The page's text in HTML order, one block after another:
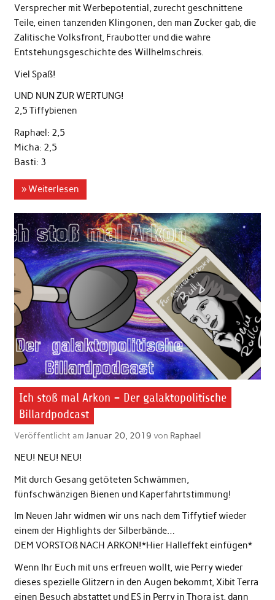
Versprecher mit Werbepotential, zurecht geschnittene
Teile, einen tanzenden Klingonen, den man Zucker gab, die
Zalitische Volksfront, Fraubotter und die wahre
Entstehungsgeschichte des Willhelmschreis.
Viel Spaß!
UND NUN ZUR WERTUNG!
2,5 Tiffybienen
Raphael: 2,5
Micha: 2,5
Basti: 3
» Weiterlesen
Ich stoß mal Arkon – Der galaktopolitische
Billardpodcast
Veröffentlicht am Januar 20, 2019 von Raphael
NEU! NEU! NEU!
Mit durch Gesang getöteten Schwämmen,
fünfschwänzigen Bienen und Kaperfahrtstimmung!
Im Neuen Jahr widmen wir uns nach dem Tiffytief wieder
einem der Highlights der Silberbände…
DEM VORSTOß NACH ARKON!*Hier Halleffekt einfügen*
Wenn Ihr Euch mit uns erfreuen wollt, wie Perry wieder
dieses spezielle Glitzern in den Augen bekommt, Xibit Terra
einen Besuch abstattet und ES in Perry in Thora ist, dann